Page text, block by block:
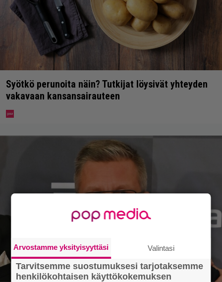
Syötkö perunoita näin? Tutkijat löysivät yhteyden
vakavaan kansansairauteen
Arvostamme yksityisyyttäsi Valintasi
Tarvitsemme suostumuksesi tarjotaksemme
henkilökohtaisen käyttökokemuksen